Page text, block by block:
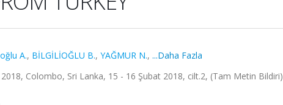
A., BİLGİLİOĞLU B., YAĞMUR N., ...Daha Fazla
Colombo, Sri Lanka, 15 - 16 Şubat 2018, cilt.2, (Tam Metin Bildiri)